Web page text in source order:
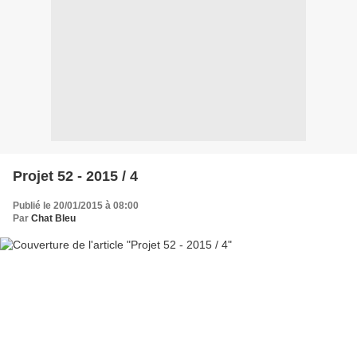
Projet 52 - 2015 / 4
Publié le 20/01/2015 à 08:00
Par Chat Bleu